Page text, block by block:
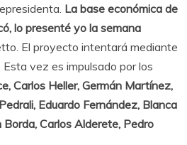
La base económica de
lo presenté yo la semana
El proyecto intentará mediante
vez es impulsado por los
Carlos Heller, Germán Martínez,
Eduardo Fernández, Blanca
Borda, Carlos Alderete, Pedro